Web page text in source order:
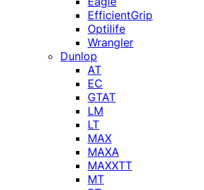
EfficientGrip
Optilife
Wrangler
Dunlop
AT
EC
GTAT
LM
LT
MAX
MAXA
MAXXTT
MT